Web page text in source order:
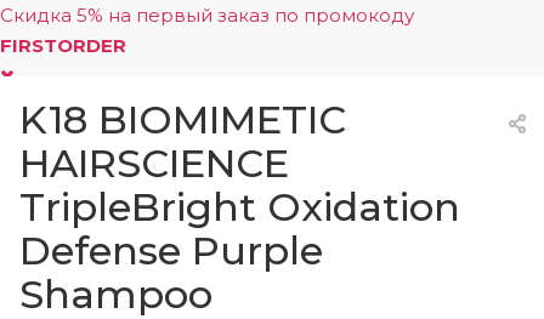
Скидка 5% на первый заказ по промокоду
FIRSTORDER
0
K18 BIOMIMETIC
HAIRSCIENCE
TripleBright Oxidation
Defense Purple
Shampoo